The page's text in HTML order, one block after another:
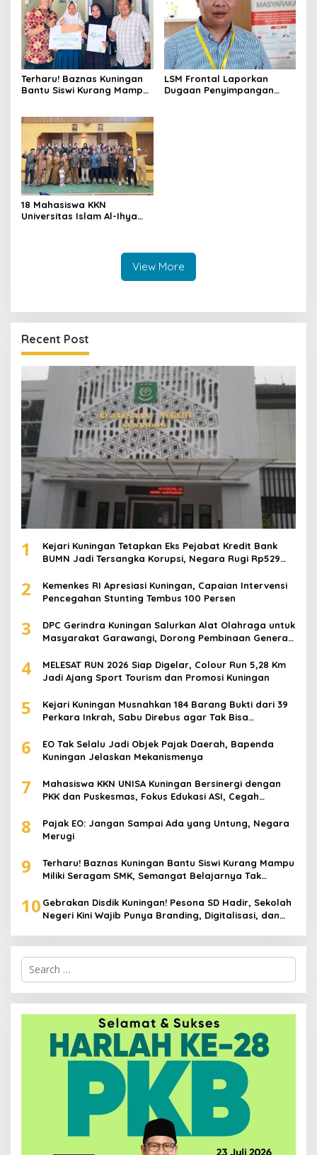
Perawatan Lansia
Terharu! Baznas Kuningan
Bantu Siswi Kurang Mampu
Pernah Padam
LSM Frontal Laporkan
Dugaan Penyimpangan
18 Mahasiswa KKN
Universitas Islam Al-Ihya
View More
Recent Post
1
Kejari Kuningan Tetapkan Eks Pejabat Kredit Bank
BUMN Jadi Tersangka Korupsi, Negara Rugi Rp529
2
Kemenkes RI Apresiasi Kuningan, Capaian Intervensi
Pencegahan Stunting Tembus 100 Persen
3
DPC Gerindra Kuningan Salurkan Alat Olahraga untuk
Masyarakat Garawangi, Dorong Pembinaan Generasi
4
MELESAT RUN 2026 Siap Digelar, Colour Run 5,28 Km
Jadi Ajang Sport Tourism dan Promosi Kuningan
5
Kejari Kuningan Musnahkan 184 Barang Bukti dari 39
Perkara Inkrah, Sabu Direbus agar Tak Bisa
6
EO Tak Selalu Jadi Objek Pajak Daerah, Bapenda
Kuningan Jelaskan Mekanismenya
7
Mahasiswa KKN UNISA Kuningan Bersinergi dengan
PKK dan Puskesmas, Fokus Edukasi ASI, Cegah
8
Pajak EO: Jangan Sampai Ada yang Untung, Negara
Merugi
9
Terharu! Baznas Kuningan Bantu Siswi Kurang Mampu
Miliki Seragam SMK, Semangat Belajarnya Tak
10 Gebrakan Disdik Kuningan! Pesona SD Hadir, Sekolah
Negeri Kini Wajib Punya Branding, Digitalisasi, dan
Search
for: